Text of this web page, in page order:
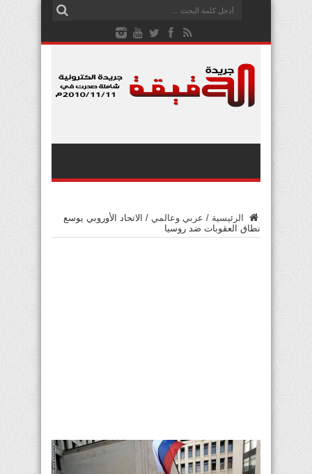
الرئيسية / عربي وعالمي / الاتحاد الأوروبي يوسع
نطاق العقوبات ضد روسيا